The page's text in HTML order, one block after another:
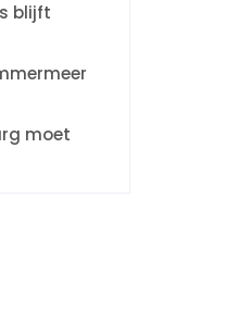
blijft
moet